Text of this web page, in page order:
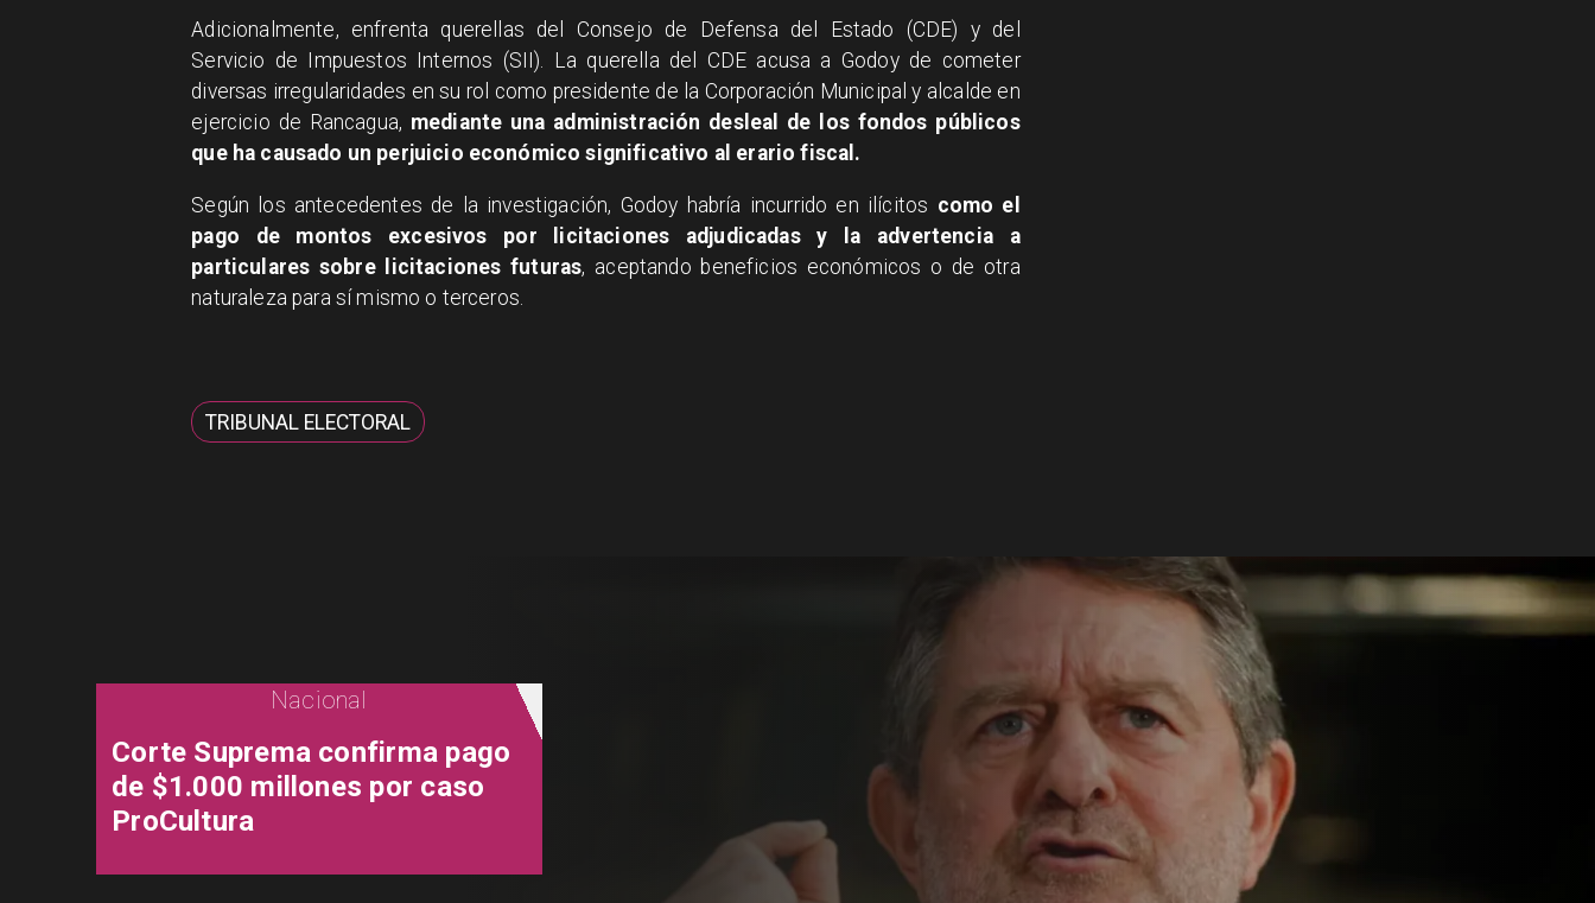
Adicionalmente, enfrenta querellas del Consejo de Defensa del Estado (CDE) y del
Servicio de Impuestos Internos (SII). La querella del CDE acusa a Godoy de cometer
diversas irregularidades en su rol como presidente de la Corporación Municipal y alcalde en
ejercicio de Rancagua, mediante una administración desleal de los fondos públicos
que ha causado un perjuicio económico significativo al erario fiscal.
Según los antecedentes de la investigación, Godoy habría incurrido en ilícitos como el
pago de montos excesivos por licitaciones adjudicadas y la advertencia a
particulares sobre licitaciones futuras, aceptando beneficios económicos o de otra
naturaleza para sí mismo o terceros.
TRIBUNAL ELECTORAL
Nacional
Corte Suprema confirma pago
de $1.000 millones por caso
ProCultura